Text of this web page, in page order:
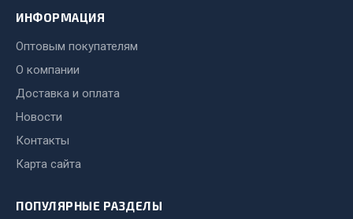
Весь раздел
Запчасти HOWO
Система питания
Система охлаждения
ИНФОРМАЦИЯ
Оптовым покупателям
О компании
Доставка и оплата
Новости
Контакты
Карта сайта
ПОПУЛЯРНЫЕ РАЗДЕЛЫ